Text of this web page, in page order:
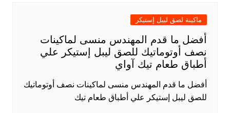
ماكينة لصق ليبل إستيكر
أفضل ما قدم المهندس منسى لماكينات
نصف أوتوماتيك للصق ليبل إستيكر علي
أطباق طعام تيك آواي
أفضل ما قدم المهندس منسى لماكينات نصف أوتوماتيك
للصق ليبل إستيكر علي أطباق طعام تيك